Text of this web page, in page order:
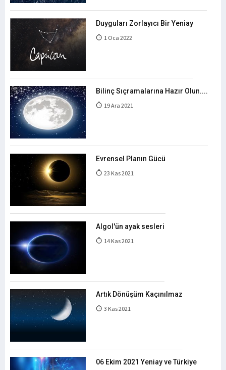
Duyguları Zorlayıcı Bir Yeniay
1 Oca 2022
Bilinç Sıçramalarına Hazır Olun....
19 Ara 2021
Evrensel Planın Gücü
23 Kas 2021
Algol'ün ayak sesleri
14 Kas 2021
Artık Dönüşüm Kaçınılmaz
3 Kas 2021
06 Ekim 2021 Yeniay ve Türkiye